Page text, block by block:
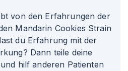
von den Erfahrungen der
Mandarin Cookies Strain
du Erfahrung mit der
Dann teile deine
hilf anderen Patienten